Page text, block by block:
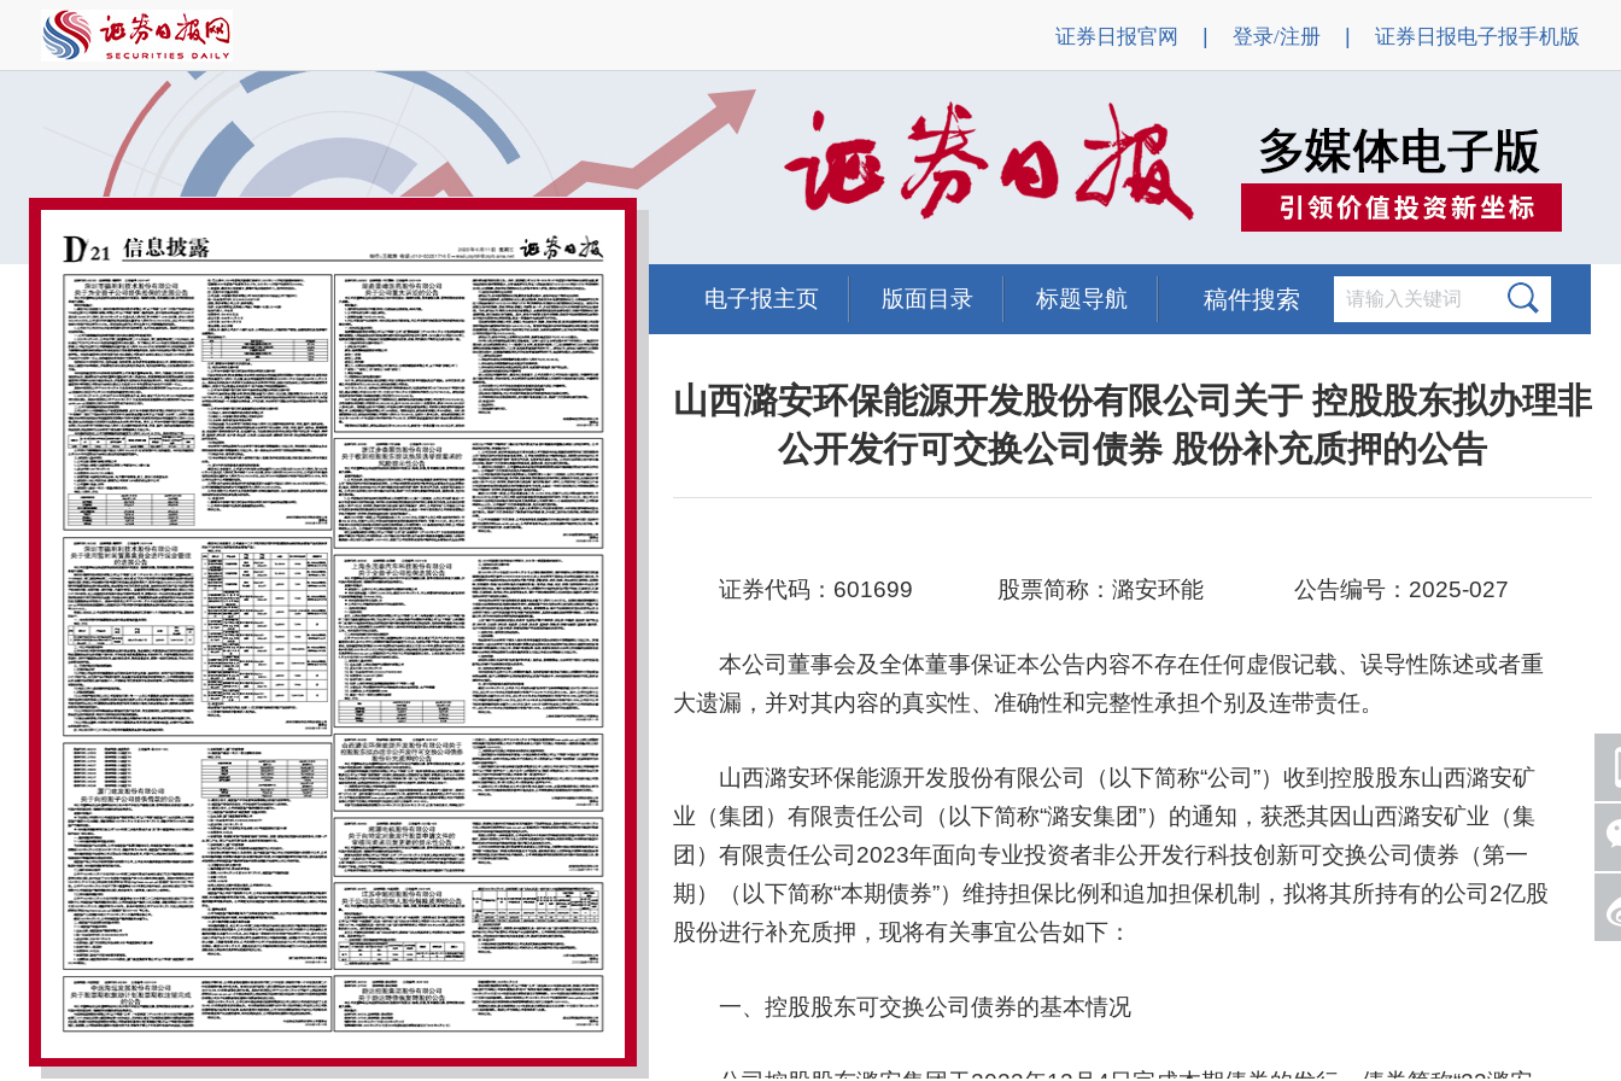
证券日报官网 登录/注册 证券日报电子报手机版
电子报主页 版面目录 标题导航 稿件搜索
山西潞安环保能源开发股份有限公司关于 控股股东拟办理非
公开发行可交换公司债券 股份补充质押的公告
证券代码：601699 股票简称：潞安环能 公告编号：2025-027
本公司董事会及全体董事保证本公告内容不存在任何虚假记载、误导性陈述或者重
大遗漏，并对其内容的真实性、准确性和完整性承担个别及连带责任。
山西潞安环保能源开发股份有限公司（以下简称“公司”）收到控股股东山西潞安矿
业（集团）有限责任公司（以下简称“潞安集团”）的通知，获悉其因山西潞安矿业（集
团）有限责任公司2023年面向专业投资者非公开发行科技创新可交换公司债券（第一
期）（以下简称“本期债券”）维持担保比例和追加担保机制，拟将其所持有的公司2亿股
股份进行补充质押，现将有关事宜公告如下：
一、控股股东可交换公司债券的基本情况